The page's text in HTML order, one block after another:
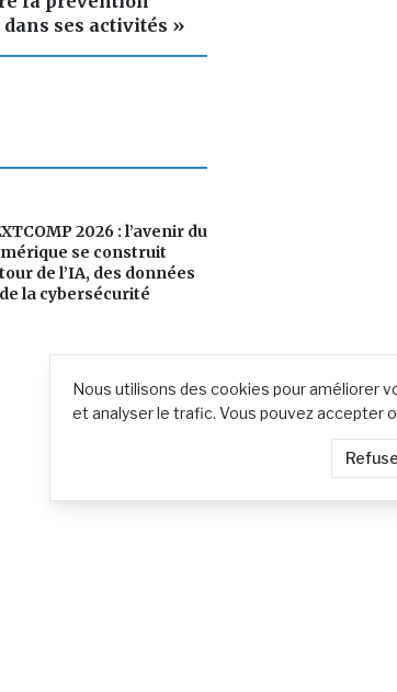
Nous utilisons des cookies pour améliorer
et analyser le trafic. Vous pouvez accepter
ses activités »
2026 : l’avenir du
se construit
de l’IA, des données
la cybersécurité